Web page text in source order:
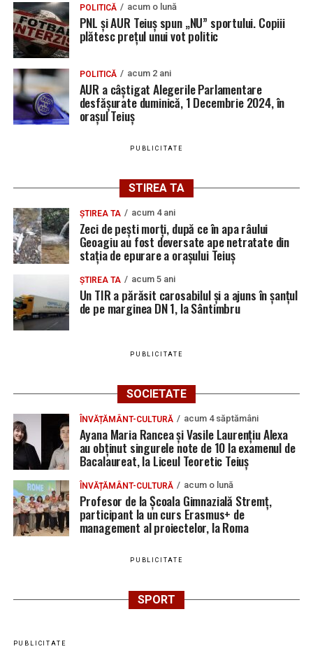
POLITICĂ acum o lună
PNL și AUR Teiuș spun „NU” sportului. Copiii
plătesc prețul unui vot politic
POLITICĂ acum 2 ani
AUR a câștigat Alegerile Parlamentare
desfășurate duminică, 1 Decembrie 2024, în
orașul Teiuș
PUBLICITATE
STIREA TA
ȘTIREA TA acum 4 ani
Zeci de pești morți, după ce în apa râului
Geoagiu au fost deversate ape netratate din
stația de epurare a orașului Teiuș
ȘTIREA TA acum 5 ani
Un TIR a părăsit carosabilul și a ajuns în șanțul
de pe marginea DN 1, la Sântimbru
PUBLICITATE
SOCIETATE
ÎNVĂȚĂMÂNT-CULTURĂ acum 4 săptămâni
Ayana Maria Rancea și Vasile Laurențiu Alexa
au obținut singurele note de 10 la examenul de
Bacalaureat, la Liceul Teoretic Teiuș
ÎNVĂȚĂMÂNT-CULTURĂ acum o lună
Profesor de la Școala Gimnazială Stremț,
participant la un curs Erasmus+ de
management al proiectelor, la Roma
PUBLICITATE
SPORT
PUBLICITATE